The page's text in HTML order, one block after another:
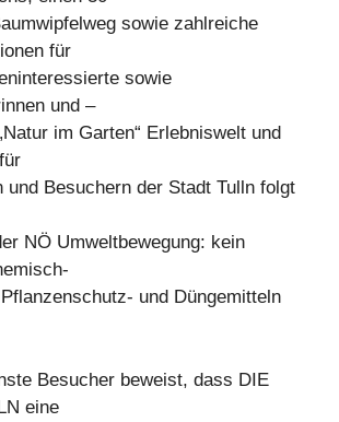
sowie zahlreiche
für
sowie
und –
im Garten“ Erlebniswelt und
und Besuchern der Stadt Tulln folgt
NÖ Umweltbewegung: kein
und Düngemitteln
Besucher beweist, dass DIE
eine